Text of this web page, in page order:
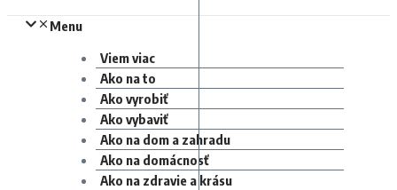
Menu
Viem viac
Ako na to
Ako vyrobiť
Ako vybaviť
Ako na dom a zahradu
Ako na domácnosť
Ako na zdravie a krásu